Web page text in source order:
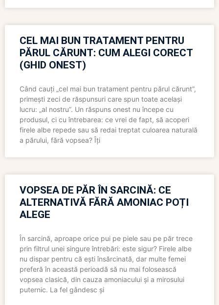
CEL MAI BUN TRATAMENT PENTRU
PĂRUL CĂRUNT: CUM ALEGI CORECT
(GHID ONEST)
Când cauți „cel mai bun tratament pentru părul cărunt”,
primești zeci de răspunsuri care spun toate același
lucru: „al nostru”. Un răspuns onest nu începe cu
produsul, ci cu întrebarea: ce vrei de fapt, să acoperi
firele albe repede sau să redai treptat culoarea naturală
a părului, fără vopsea? Îți
VOPSEA DE PĂR ÎN SARCINĂ: CE
ALTERNATIVĂ FĂRĂ AMONIAC POȚI
ALEGE
În sarcină, aproape orice pui pe piele sau pe păr trece
prin filtrul unei singure întrebări: este sigur? Firele albe
nu dispar pentru că ești însărcinată, dar multe femei
preferă în această perioadă să nu mai folosească
vopsea clasică, din cauza amoniacului și a mirosului
puternic. La fel gândesc și